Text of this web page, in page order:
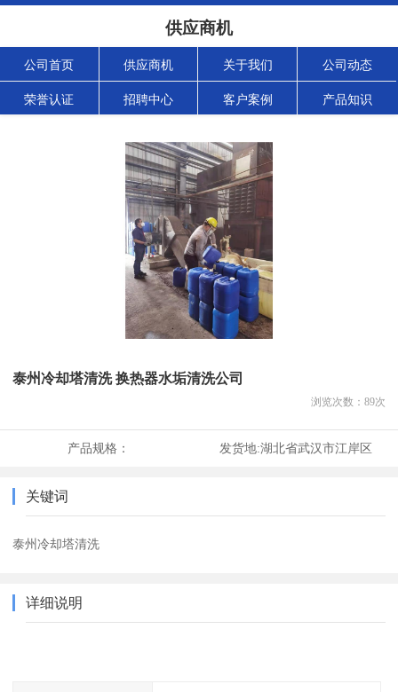
供应商机
公司首页 供应商机 关于我们 公司动态
荣誉认证 招聘中心 客户案例 产品知识
泰州冷却塔清洗 换热器水垢清洗公司
浏览次数： 89次
产品规格： 发货地:湖北省武汉市江岸区
关键词
泰州冷却塔清洗
详细说明